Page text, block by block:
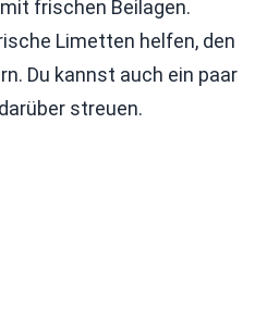
frischen Beilagen.
Limetten helfen, den
Du kannst auch ein paar
streuen.